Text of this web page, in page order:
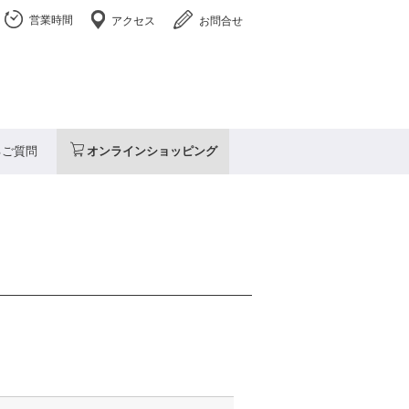
お問合せ
アクセス
営業時間
質問 オンラインショッピング